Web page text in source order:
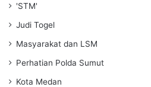
'STM'
Judi Togel
Masyarakat dan LSM
Perhatian Polda Sumut
Kota Medan